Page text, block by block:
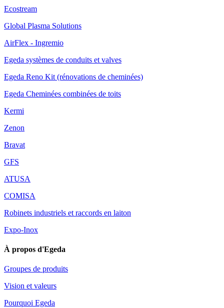
Ecostream
Global Plasma Solutions
AirFlex - Ingremio
Egeda systèmes de conduits et valves
Egeda Reno Kit (rénovations de cheminées)
Egeda Cheminées combinées de toits
Kermi
Zenon
Bravat
GFS
ATUSA
COMISA
Robinets industriels et raccords en laiton
Expo-Inox
À propos d'Egeda
Groupes de produits
Vision et valeurs
Pourquoi Egeda